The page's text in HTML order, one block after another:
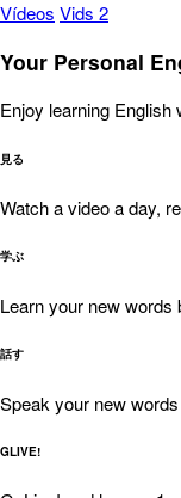
Vídeos Vids 2
Your Personal
Enjoy learning English
見る
Watch a video a day,
学ぶ
Learn your new words
話す
Speak your new
GLIVE!